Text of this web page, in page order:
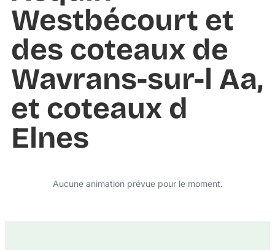
Westbécourt et
des coteaux de
Wavrans-sur-l Aa,
et coteaux d
Elnes
Aucune animation prévue pour le moment.